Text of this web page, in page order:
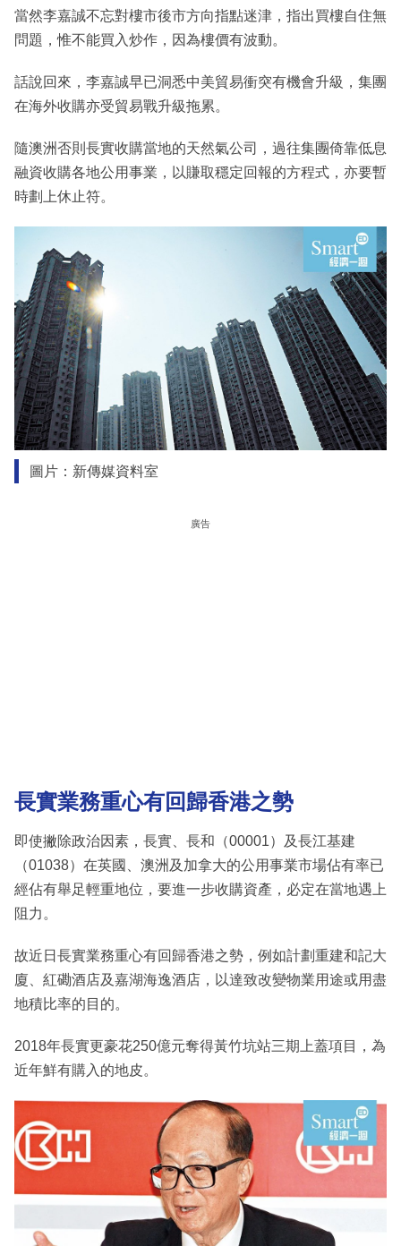
當然李嘉誠不忘對樓市後市方向指點迷津，指出買樓自住無
問題，惟不能買入炒作，因為樓價有波動。
話說回來，李嘉誠早已洞悉中美貿易衝突有機會升級，集團
在海外收購亦受貿易戰升級拖累。
隨澳洲否則長實收購當地的天然氣公司，過往集團倚靠低息
融資收購各地公用事業，以賺取穩定回報的方程式，亦要暫
時劃上休止符。
圖片：新傳媒資料室
廣告
長實業務重心有回歸香港之勢
即使撇除政治因素，長實、長和（00001）及長江基建
（01038）在英國、澳洲及加拿大的公用事業市場佔有率已
經佔有舉足輕重地位，要進一步收購資產，必定在當地遇上
阻力。
故近日長實業務重心有回歸香港之勢，例如計劃重建和記大
廈、紅磡酒店及嘉湖海逸酒店，以達致改變物業用途或用盡
地積比率的目的。
2018年長實更豪花250億元奪得黃竹坑站三期上蓋項目，為
近年鮮有購入的地皮。